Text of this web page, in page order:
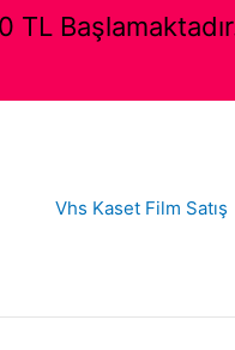
Vhs Kaset Film Satış
TL